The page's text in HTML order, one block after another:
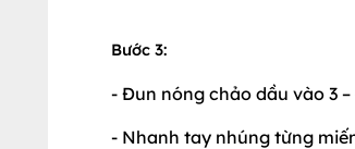
Bước 3:
- Đun nóng chảo dầu vào 3
- Nhanh tay nhúng từng